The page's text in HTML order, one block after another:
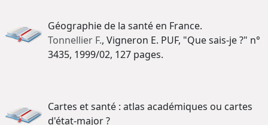
Géographie de la santé en France.
Tonnellier F., Vigneron E. PUF, "Que sais-je ?" n°
3435, 1999/02, 127 pages.
Cartes et santé : atlas académiques ou cartes
d'état-major ?